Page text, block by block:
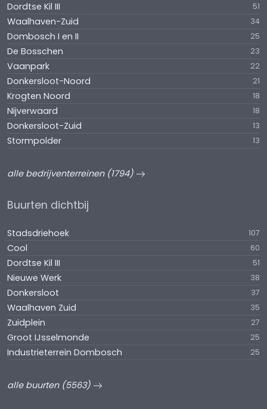
Dordtse Kil III 51
Waalhaven-Zuid 34
Dombosch I en II 25
De Bosschen 23
Vaanpark 22
Donkersloot-Noord 21
Krogten Noord 18
Nijverwaard 18
Donkersloot-Zuid 13
Stormpolder 13
alle bedrijventerreinen (1794)
Buurten dichtbij
Stadsdriehoek 107
Cool 60
Dordtse Kil III 51
Nieuwe Werk 38
Donkersloot 37
Waalhaven Zuid 35
Zuidplein 27
Groot IJsselmonde 25
Industrieterrein Dombosch 25
alle buurten (5563)